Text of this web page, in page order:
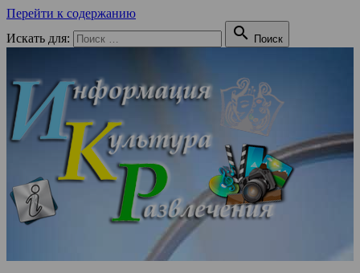
Перейти к содержанию
Искать для:
 Поиск